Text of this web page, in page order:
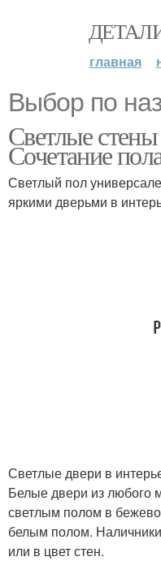
главная
Выбор по
Светлые
Сочетание
Светлый пол
яркими дверьми в
Светлые двери в
Белые двери из любого
светлым полом в
белым полом.
или в цвет стен.